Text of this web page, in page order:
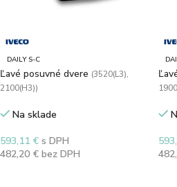
DAILY S-C
Ľavé posuvné dvere (3520(L3),
2100(H3))
Na sklade
593,11 € s DPH
482,20 € bez DPH